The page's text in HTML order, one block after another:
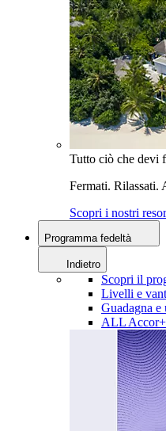
Tutto ciò che devi
Fermati. Rilassati.
Scopri i nostri
Programma fedeltà
Indietro
Scopri il
Livelli e
Guadagna
ALL